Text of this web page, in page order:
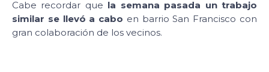
Cabe recordar que la semana pasada un trabajo
similar se llevó a cabo en barrio San Francisco con
gran colaboración de los vecinos.